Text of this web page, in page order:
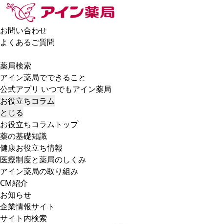
お問い合わせ
よくあるご質問
薬局検索
アイン薬局でできること
公式アプリ いつでもアイン薬局
お役立ちコラム
とじる
お役立ちコラムトップ
薬の基礎知識
健康お役立ち情報
医療制度と薬局のしくみ
アイン薬局の取り組み
CM紹介
お知らせ
企業情報サイト
サイト内検索